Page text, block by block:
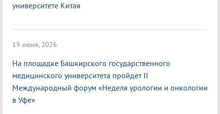
университете Китая
19 июня, 2026
На площадке Башкирского государственного
медицинского университета пройдет II
Международный форум «Неделя урологии и онкологии
в Уфе»